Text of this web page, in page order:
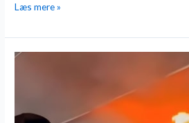
Læs mere »
Batterisikkerhed
Lærdomme